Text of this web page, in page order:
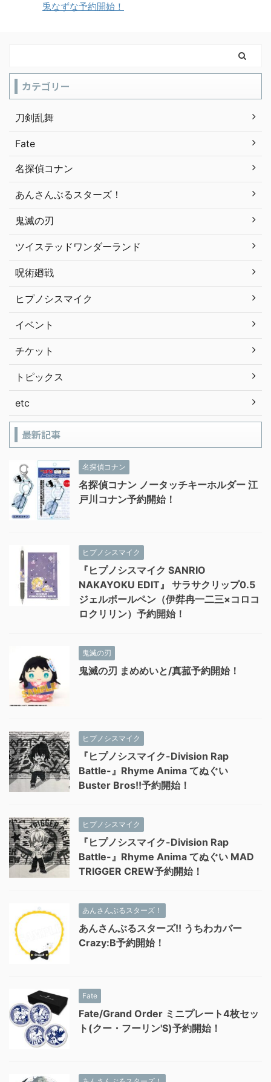
兎なずな予約開始！
カテゴリー
刀剣乱舞
Fate
名探偵コナン
あんさんぶるスターズ！
鬼滅の刃
ツイステッドワンダーランド
呪術廻戦
ヒプノシスマイク
イベント
チケット
トピックス
etc
最新記事
名探偵コナン
名探偵コナン ノータッチキーホルダー 江
戸川コナン予約開始！
ヒプノシスマイク
『ヒプノシスマイク SANRIO
NAKAYOKU EDIT』 サラサクリップ0.5
ジェルボールペン（伊弉冉一二三×コロコ
ロクリリン）予約開始！
鬼滅の刃
鬼滅の刃 まめめいと/真菰予約開始！
ヒプノシスマイク
『ヒプノシスマイク-Division Rap
Battle-』Rhyme Anima てぬぐい
Buster Bros!!予約開始！
ヒプノシスマイク
『ヒプノシスマイク-Division Rap
Battle-』Rhyme Anima てぬぐい MAD
TRIGGER CREW予約開始！
あんさんぶるスターズ！
あんさんぶるスターズ!! うちわカバー
Crazy:B予約開始！
Fate
Fate/Grand Order ミニプレート4枚セッ
ト(クー・フーリン'S)予約開始！